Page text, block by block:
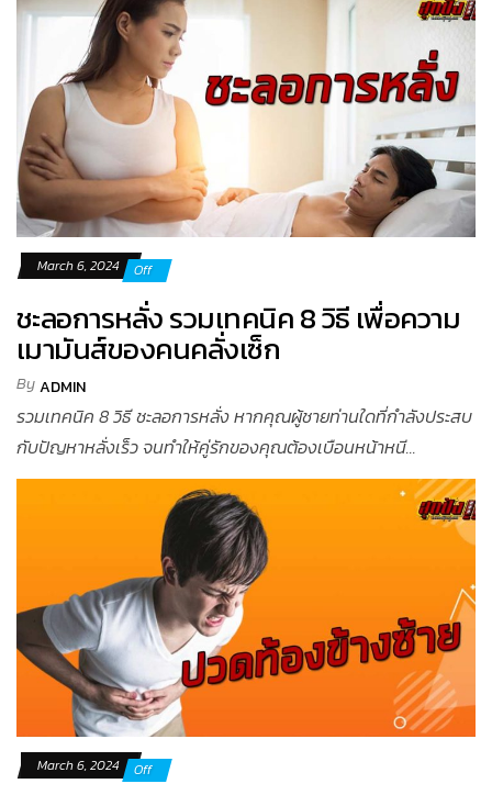
March 6, 2024 Off
ชะลอการหลั่ง รวมเทคนิค 8 วิธี เพื่อความ
เมามันส์ของคนคลั่งเซ็ก
ByADMIN
รวมเทคนิค 8 วิธี ชะลอการหลั่ง หากคุณผู้ชายท่านใดที่กำลังประสบ
กับปัญหาหลั่งเร็ว จนทำให้คู่รักของคุณต้องเบือนหน้าหนี...
March 6, 2024 Off